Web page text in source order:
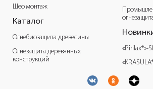
Шеф монтаж
Каталог
Огнебиозащита древесины
Огнезащита деревянных
конструкций
«Pirilax®»-